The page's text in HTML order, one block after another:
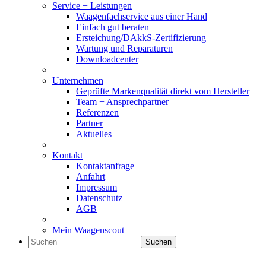
Service + Leistungen
Waagenfachservice aus einer Hand
Einfach gut beraten
Ersteichung/DAkkS-Zertifizierung
Wartung und Reparaturen
Downloadcenter
Unternehmen
Geprüfte Markenqualität direkt vom Hersteller
Team + Ansprechpartner
Referenzen
Partner
Aktuelles
Kontakt
Kontaktanfrage
Anfahrt
Impressum
Datenschutz
AGB
Mein Waagenscout
Suchen